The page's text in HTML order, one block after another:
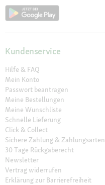
Kundenservice
Hilfe & FAQ
Mein Konto
Passwort beantragen
Meine Bestellungen
Meine Wunschliste
Schnelle Lieferung
Click & Collect
Sichere Zahlung & Zahlungsarten
30 Tage Rückgaberecht
Newsletter
Vertrag widerrufen
Erklärung zur Barrierefreiheit